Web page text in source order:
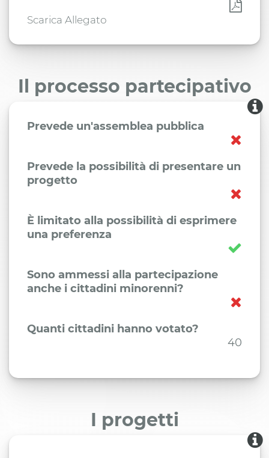
Scarica Allegato
Il processo partecipativo
Prevede un'assemblea pubblica
Prevede la possibilità di presentare un
progetto
È limitato alla possibilità di esprimere
una preferenza
Sono ammessi alla partecipazione
anche i cittadini minorenni?
Quanti cittadini hanno votato?
40
I progetti